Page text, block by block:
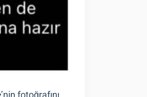
fotoğrafını